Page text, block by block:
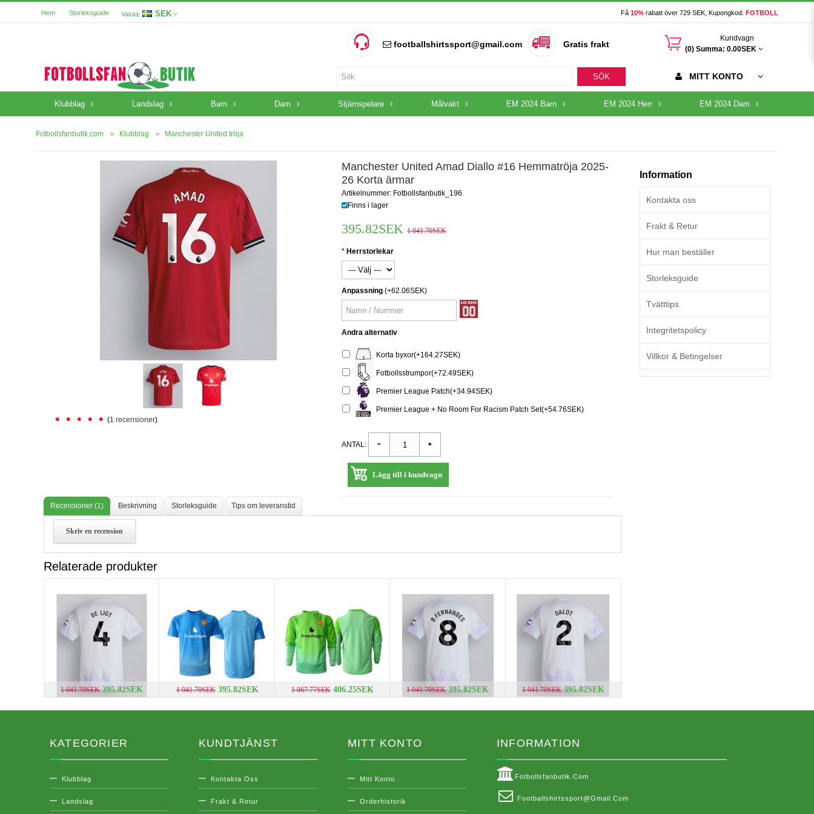
Hem Storleksguide Valuta: SEK Få 10% rabatt över 729 SEK, Kupongkod: FOTBOLL
footballshirtssport@gmail.com Gratis frakt 󰃦
Kundvagn
(0) Summa: 0.00SEK
SÖK MITT KONTO
Klubblag Landslag Barn Dam Stjärnspelare Målvakt EM 2024 Barn EM 2024 Herr EM 2024 Dam
Fotbollsfanbutik.com Klubblag Manchester United tröja
(1 recensioner)
Manchester United Amad Diallo #16 Hemmatröja 2025-
26 Korta ärmar
Artikelnummer: Fotbollsfanbutik_196
Finns i lager
395.82SEK 1 041.70SEK
Herrstorlekar
Anpassning (+62.06SEK)
Andra alternativ
Korta byxor(+164.27SEK)
Fotbollsstrumpor(+72.49SEK)
Premier League Patch(+34.94SEK)
Premier League + No Room For Racism Patch Set(+54.76SEK)
ANTAL:
Lägg till i kundvagn
Recensioner (1) Beskrivning Storleksguide Tips om leveranstid
Skriv en recension
Relaterade produkter
1 041.70SEK 395.82SEK 1 041.70SEK 395.82SEK 1 067.77SEK 406.25SEK 1 041.70SEK 395.82SEK 1 041.70SEK 395.82SEK
Information
Kontakta oss
Frakt & Retur
Hur man beställer
Storleksguide
Tvätttips
Integritetspolicy
Villkor & Betingelser
KATEGORIER
Klubblag
Landslag
KUNDTJÄNST
Kontakta Oss
Frakt & Retur
MITT KONTO
Mitt Konto
Orderhistorik
INFORMATION
Fotbollsfanbutik.com
Footballshirtssport@gmail.com